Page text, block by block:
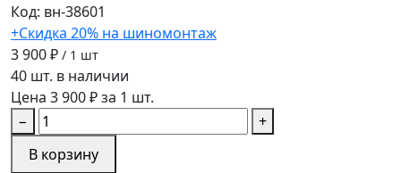
Код: вн-38601
+Скидка 20% на шиномонтаж
3 900 ₽ / 1 шт
40 шт. в наличии
Цена 3 900 ₽ за 1 шт.
−
+
В корзину